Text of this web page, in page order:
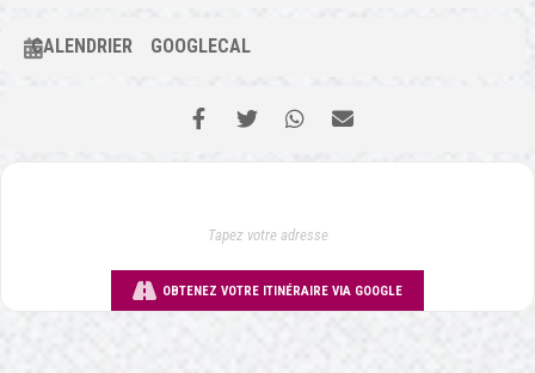
CALENDRIER GOOGLECAL
OBTENEZ VOTRE ITINÉRAIRE VIA GOOGLE